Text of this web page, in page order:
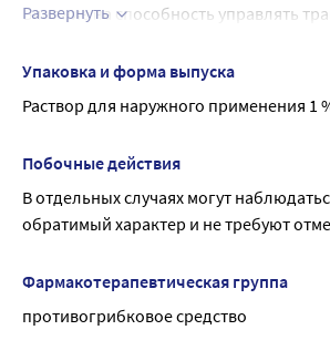
Влияние на способность управлять
деятельности, требующие
Развернуть
Упаковка и форма выпуска
Раствор для наружного применения 1
Побочные действия
В отдельных случаях могут
обратимый характер и не требуют
Фармакотерапевтическая группа
противогрибковое средство